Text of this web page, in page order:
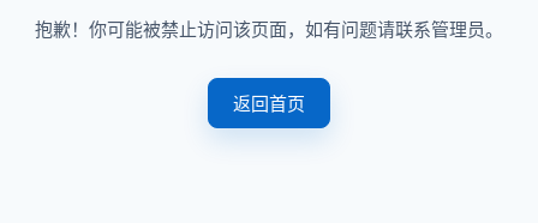
抱歉！你可能被禁止访问该页面，如有问题请联系管理员。
返回首页